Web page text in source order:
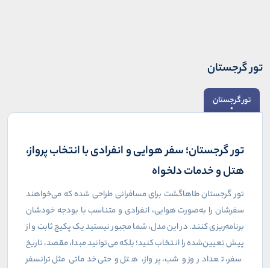
تور گرجستان
تور گرجستان
تور گرجستان؛ سفر هوایی و انفرادی با انتخاب پرواز،
هتل و خدمات دلخواه
تور گرجستان طاهاگشت برای مسافرانی طراحی شده که می‌خواهند
سفرشان را به‌صورت هوایی، انفرادی و متناسب با بودجه خودشان
برنامه‌ریزی کنند. در این مدل، شما مجبور نیستید یک پکیج ثابت و از
پیش تعیین‌شده را انتخاب کنید؛ بلکه می‌توانید مبدا، مقصد، تاریخ
سفر، تعداد روز و شب، پرواز، هتل و حتی خدماتی مثل ترانسفر